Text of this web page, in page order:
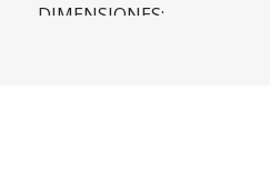
DIMENSIONES